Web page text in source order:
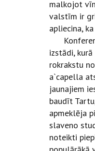
malkojot
valstīm ir
apliecina,
izstādi,
rokrakstu
a`capella
jaunajiem
baudīt
apmeklēja
slaveno
noteikti